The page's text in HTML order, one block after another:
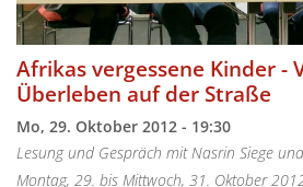
Afrikas vergessene Kinder -
Überleben auf der Straße
Mo, 29. Oktober 2012 - 19:30
Lesung und Gespräch mit Nasrin Siege
Montag, 29. bis Mittwoch, 31. Oktober